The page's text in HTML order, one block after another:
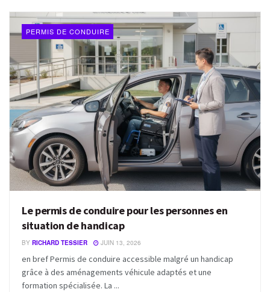
PERMIS DE CONDUIRE
Le permis de conduire pour les personnes en
situation de handicap
BY RICHARD TESSIER JUIN 13, 2026
en bref Permis de conduire accessible malgré un handicap
grâce à des aménagements véhicule adaptés et une
formation spécialisée. La ...